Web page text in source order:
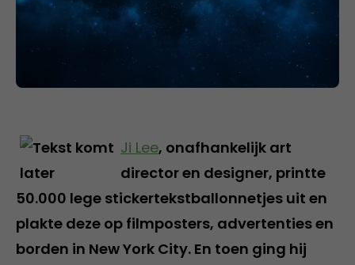
Ji Lee, onafhankelijk art
director en designer, printte
50.000 lege stickertekstballonnetjes uit en
plakte deze op filmposters, advertenties en
borden in New York City. En toen ging hij